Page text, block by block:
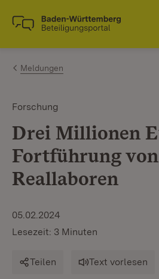
Zum Inhalt springen
Link zur Startseite
Meldungen
Forschung
Drei Millionen
Fortführung von
Reallaboren
05.02.2024
Lesezeit: 3 Minuten
Teilen Text vorlesen